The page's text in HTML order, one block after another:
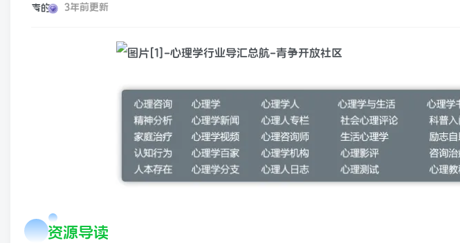
3年前更新
资源导读